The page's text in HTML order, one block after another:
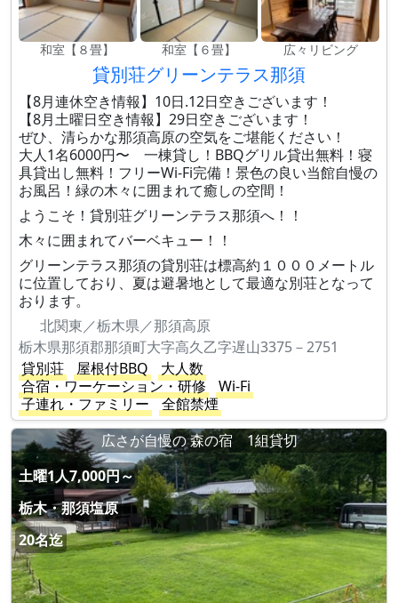
和室【８畳】 和室【６畳】 広々リビング
貸別荘グリーンテラス那須
【8月連休空き情報】10日.12日空きございます！
【8月土曜日空き情報】29日空きございます！
ぜひ、清らかな那須高原の空気をご堪能ください！
大人1名6000円〜 一棟貸し！BBQグリル貸出無料！寝
具貸出し無料！フリーWi-Fi完備！景色の良い当館自慢の
お風呂！緑の木々に囲まれて癒しの空間！
ようこそ！貸別荘グリーンテラス那須へ！！
木々に囲まれてバーベキュー！！
グリーンテラス那須の貸別荘は標高約１０００メートル
に位置しており、夏は避暑地として最適な別荘となって
おります。
北関東／栃木県／那須高原
栃木県那須郡那須町大字高久乙字遅山3375－2751
貸別荘
屋根付BBQ
大人数
合宿・ワーケーション・研修
Wi-Fi
子連れ・ファミリー
全館禁煙
広さが自慢の 森の宿 1組貸切
土曜1人7,000円～
栃木・那須塩原
20名迄